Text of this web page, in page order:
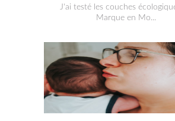
J'ai testé les couches
Marque en Mo...